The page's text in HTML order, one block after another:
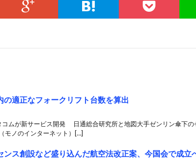
の適正なフォークリフト台数を算出
コムが新サービス開発 日通総合研究所と地図大手ゼンリン傘下の
モノのインターネット）[…]
ンス創設など盛り込んだ航空法改正案、今国会で成立